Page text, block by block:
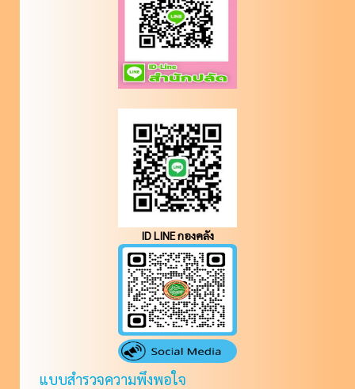
ID LINE กองคลัง
แบบสำรวจความพึงพอใจ